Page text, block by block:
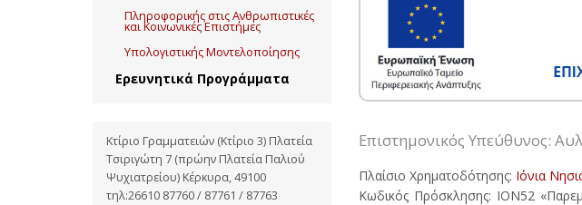
Επιστημονικός Υπεύθυνος:
Πλαίσιο Χρηματοδότησης: Ιόνια
Κωδικός Πρόσκλησης: ΙΟΝ52
Πληροφορικής στις Ανθρωπιστικές
και Κοινωνικές Επιστήμες
Υπολογιστικής Μοντελοποίησης
Ερευνητικά Προγράμματα
Κτίριο Γραμματειών (Κτίριο 3) Πλατεία
Τσιριγώτη 7 (πρώην Πλατεία Παλιού
Ψυχιατρείου) Κέρκυρα, 49100
τηλ:26610 87760 / 87761 / 87763